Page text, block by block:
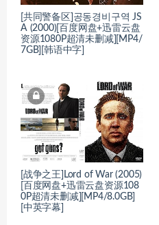
[共同警备区]공동경비구역 JS
A (2000)[百度网盘+迅雷云盘
资源1080P超清未删减][MP4/
7GB][韩语中字]
[战争之王]Lord of War (2005)
[百度网盘+迅雷云盘资源108
0P超清未删减][MP4/8.0GB]
[中英字幕]